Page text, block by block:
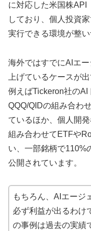
に対応した米国株API
しており、個人投資
実行できる環境が整い
海外ではすでにAIエ
上げているケースが出
例えばTickeron社の
QQQ/QIDの組み合わ
ているほか、個人開
組み合わせてETFや
い、一部銘柄で110%
公開されています。
もちろん、AIエージ
必ず利益が出るわけ
の事例は過去の実績